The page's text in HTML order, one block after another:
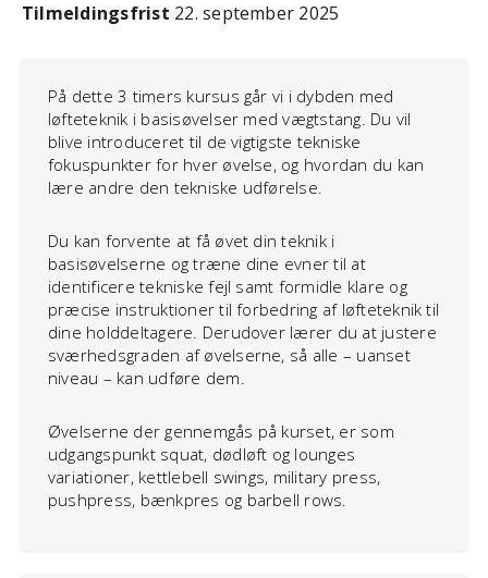
Tilmeldingsfrist 22. september 2025
På dette 3 timers kursus går vi i dybden med
løfteteknik i basisøvelser med vægtstang. Du vil
blive introduceret til de vigtigste tekniske
fokuspunkter for hver øvelse, og hvordan du kan
lære andre den tekniske udførelse.
Du kan forvente at få øvet din teknik i
basisøvelserne og træne dine evner til at
identificere tekniske fejl samt formidle klare og
præcise instruktioner til forbedring af løfteteknik til
dine holddeltagere. Derudover lærer du at justere
sværhedsgraden af øvelserne, så alle – uanset
niveau – kan udføre dem.
Øvelserne der gennemgås på kurset, er som
udgangspunkt squat, dødløft og lounges
variationer, kettlebell swings, military press,
pushpress, bænkpres og barbell rows.